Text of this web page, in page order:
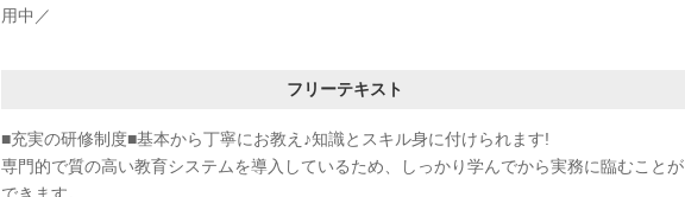
用中／
フリーテキスト
■充実の研修制度■基本から丁寧にお教え♪知識とスキル身に付けられます!
専門的で質の高い教育システムを導入しているため、しっかり学んでから実務に臨むことが